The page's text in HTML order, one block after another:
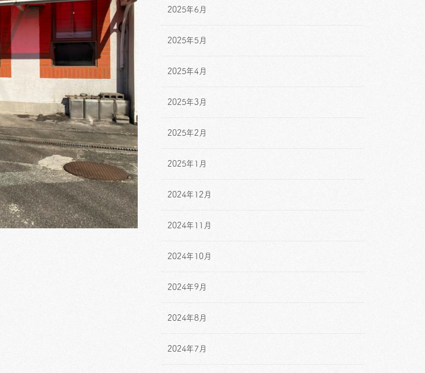
2025年6月
2025年5月
2025年4月
2025年3月
2025年2月
2025年1月
2024年12月
2024年11月
2024年10月
2024年9月
2024年8月
2024年7月